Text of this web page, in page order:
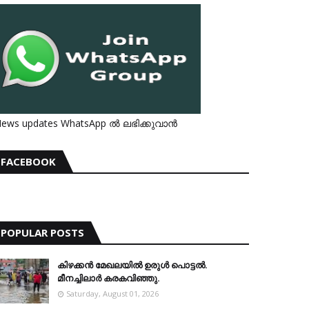
updates WhatsApp ൽ ലഭിക്കുവാൻ
FACEBOOK
POPULAR POSTS
കിഴക്കന്‍ മേഖലയില്‍ ഉരുള്‍ പൊട്ടല്‍.
മീനച്ചിലാര്‍ കരകവിഞ്ഞു.
Saturday, August 01, 2026